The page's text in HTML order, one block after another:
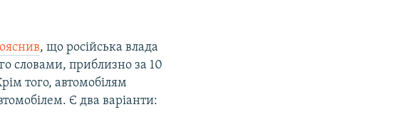
, що російська влада
словами, приблизно за 10
того, автомобілям
Є два варіанти: